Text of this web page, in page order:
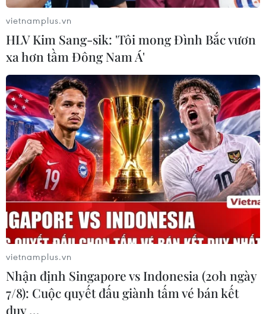
Ngoại trưởng Đức Frank-Walter Steinmeier cho rằng
mặc dù còn nhiều khó khăn, Nga và Tổ chức Hiệp ước
Bắc Đại Tây Dương (NATO) vẫn có hy vọng sẽ làm việc
cùng nhau.
vietnamplus.vn
HLV Kim Sang-sik: 'Tôi mong Đình Bắc vươn
xa hơn tầm Đông Nam Á'
vietnamplus.vn
Nhận định Singapore vs Indonesia (20h ngày
7/8): Cuộc quyết đấu giành tấm vé bán kết
duy …